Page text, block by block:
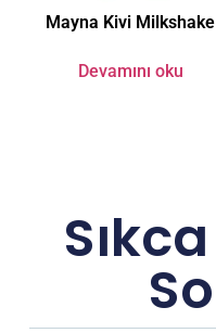
Mayna Kivi Milkshake
Devamını oku